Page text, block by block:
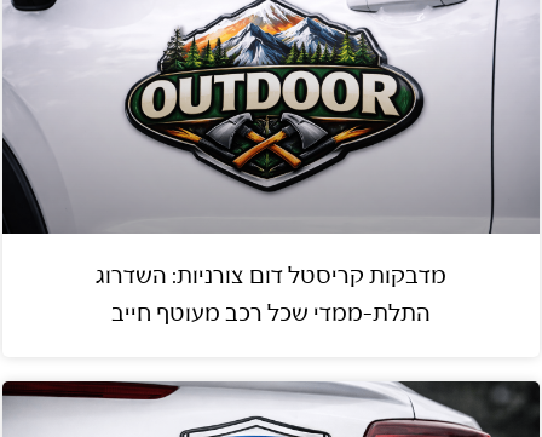
מדבקות קריסטל דום צורניות: השדרוג
התלת-ממדי שכל רכב מעוטף חייב